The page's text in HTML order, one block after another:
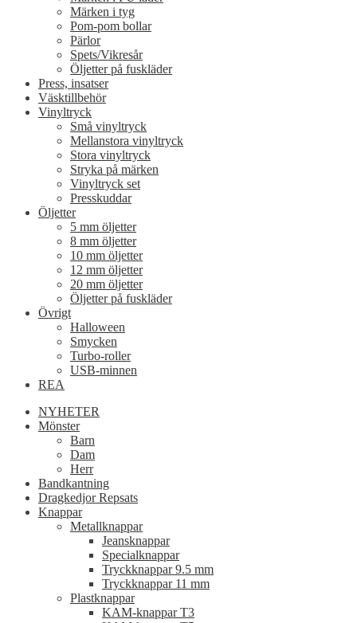
Märken i tyg
Pom-pom bollar
Pärlor
Spets/Vikresår
Öljetter på fuskläder
Press, insatser
Väsktillbehör
Vinyltryck
Små vinyltryck
Mellanstora vinyltryck
Stora vinyltryck
Stryka på märken
Vinyltryck set
Presskuddar
Öljetter
5 mm öljetter
8 mm öljetter
10 mm öljetter
12 mm öljetter
20 mm öljetter
Öljetter på fuskläder
Övrigt
Halloween
Smycken
Turbo-roller
USB-minnen
REA
NYHETER
Mönster
Barn
Dam
Herr
Bandkantning
Dragkedjor Repsats
Knappar
Metallknappar
Jeansknappar
Specialknappar
Tryckknappar 9.5 mm
Tryckknappar 11 mm
Plastknappar
KAM-knappar T3